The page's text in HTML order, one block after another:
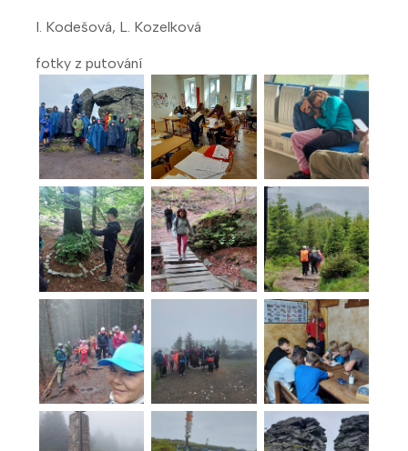
I. Kodešová, L. Kozelková
fotky z putování